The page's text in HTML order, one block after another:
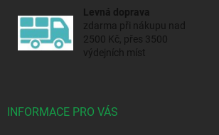
Levná doprava
zdarma při nákupu nad
2500 Kč, přes 3500
výdejních míst
INFORMACE PRO VÁS